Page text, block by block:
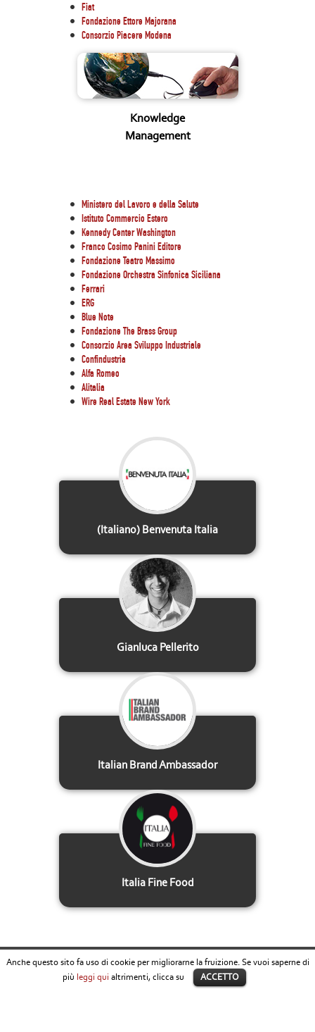
Anche questo sito fa uso di cookie per migliorarne la fruizione. Se vuoi saperne di
più leggi qui altrimenti, clicca su ACCETTO
Fiat
Fondazione Ettore Majorana
Consorzio Piacere Modena
Knowledge
Management
Ministero del Lavoro e della Salute
Istituto Commercio Estero
Kennedy Center Washington
Franco Cosimo Panini Editore
Fondazione Teatro Massimo
Fondazione Orchestra Sinfonica Siciliana
Ferrari
ERG
Blue Note
Fondazione The Brass Group
Consorzio Area Sviluppo Industriale
Confindustria
Alfa Romeo
Alitalia
Wire Real Estate New York
(Italiano) Benvenuta Italia
Gianluca Pellerito
Italian Brand Ambassador
Italia Fine Food